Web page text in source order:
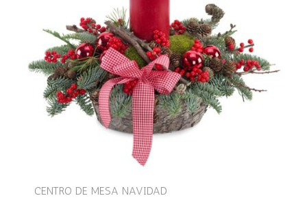
CENTRO DE MESA NAVIDAD